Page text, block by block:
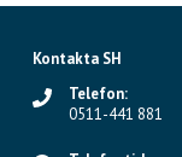
Kontakta SH
Telefon:
0511-441 881